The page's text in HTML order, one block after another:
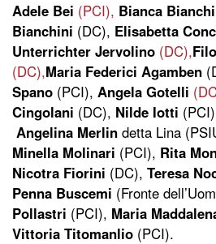
Adele Bei (PCI), Bianca Bianchi
Bianchini (DC), Elisabetta
Unterrichter Jervolino (DC),
(DC),Maria Federici Agamben
Spano (PCI), Angela Gotelli
Cingolani (DC), Nilde Iotti
Angelina Merlin detta Lina
Minella Molinari (PCI), Rita
Nicotra Fiorini (DC), Teresa
Penna Buscemi (Fronte
Pollastri (PCI), Maria
Vittoria Titomanlio (PCI).